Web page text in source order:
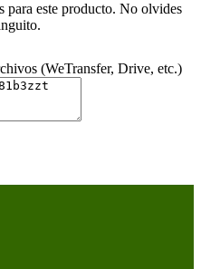
para este producto. No olvides
(WeTransfer, Drive, etc.)